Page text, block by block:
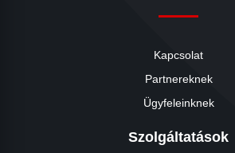
Kapcsolat
Partnereknek
Ügyfeleinknek
Szolgáltatások